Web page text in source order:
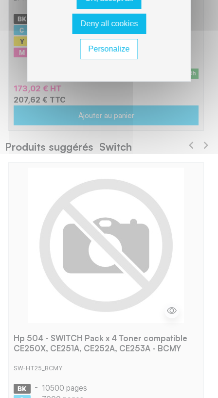
10500 pages
7000 pages
7000 pages
En stock - Livraison sous 24/48h
173,02 € HT
207,62 € TTC
Ajouter au panier
Produits suggérés Switch
Hp 504 - SWITCH Pack x 4 Toner compatible
CE250X, CE251A, CE252A, CE253A - BCMY
SW-HT25_BCMY
- 10500 pages
Deny all cookies
Personalize